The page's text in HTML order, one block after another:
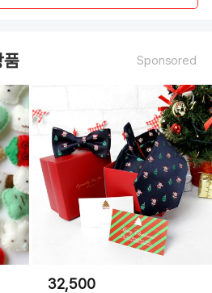
품 Sponsored
32,500